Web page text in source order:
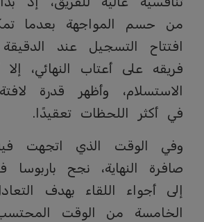
من حسم المواجهة بعدما
فريقه على أعتاب النهائي،
الاستسلام، وأظهر قدرة
في أكثر اللحظات تعقيدًا.
وفي الوقت الذي اتجهت
صافرة النهاية، نجح باربوسا
إلى أجواء اللقاء بهدف
الخامسة من الوقت